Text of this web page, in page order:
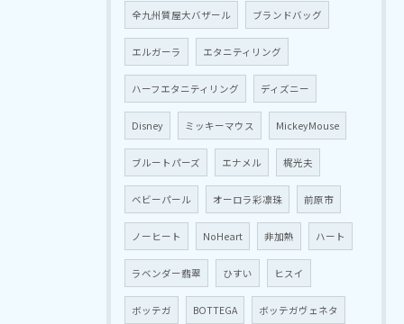
全九州質屋大バザール ブランドバッグ
エルガーラ エタニティリング
ハーフエタニティリング ディズニー
Disney ミッキーマウス MickeyMouse
ブルートパーズ エナメル 梶光夫
ベビーパール オーロラ彩凛珠 前原市
ノーヒート NoHeart 非加熱 ハート
ラベンダー翡翠 ひすい ヒスイ
ボッテガ BOTTEGA ボッテガヴェネタ